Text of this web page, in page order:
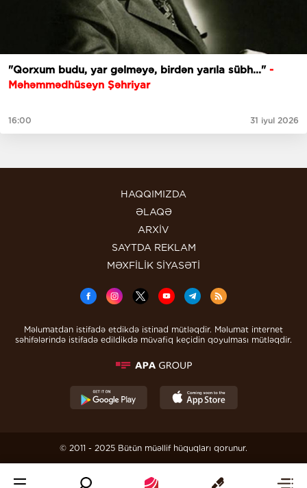
"Qorxum budu, yar gəlməyə, birdən yarıla sübh..."-
Məhəmmədhüseyn Şəhriyar
16:00 31 iyul 2026
HAQQIMIZDA
ƏLAQƏ
ARXİV
SAYTDA REKLAM
MƏXFİLİK SİYASƏTİ
Məlumatdan istifadə etdikdə istinad mütləqdir. Məlumat internet
səhifələrində istifadə edildikdə müvafiq keçidin qoyulması mütləqdir.
© 2011 - 2025 Bütün müəllif hüquqları qorunur.